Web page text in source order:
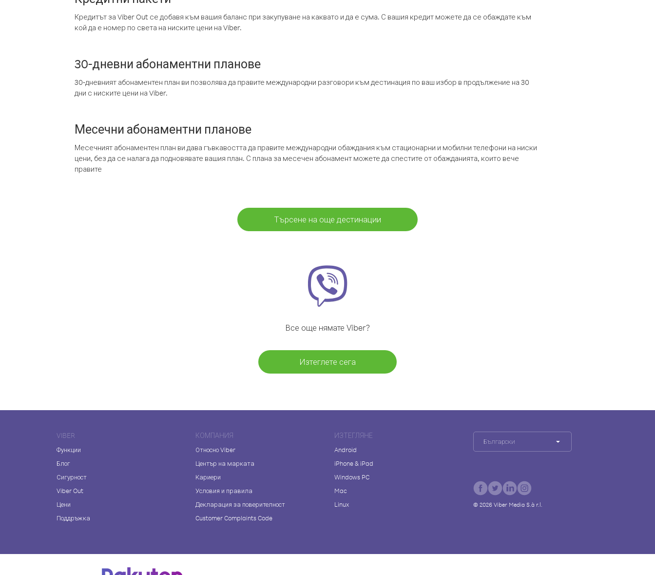
Кредитът за Viber Out се добавя към вашия баланс при закупуване на каквато и да е сума. С вашия кредит можете да се обаждате към
кой да е номер по света на ниските цени на Viber.
30-дневни абонаментни планове
30-дневният абонаментен план ви позволява да правите международни разговори към дестинация по ваш избор в продължение на 30
дни с ниските цени на Viber.
Месечни абонаментни планове
Месечният абонаментен план ви дава гъвкавостта да правите международни обаждания към стационарни и мобилни телефони на ниски
цени, без да се налага да подновявате вашия план. С плана за месечен абонамент можете да спестите от обажданията, които вече
правите
Търсене на още дестинации
Все още нямате Viber?
Изтеглете сега
VIBER
Функции
Блог
Сигурност
Viber Out
Цени
Поддръжка
КОМПАНИЯ
Относно Viber
Център на марката
Кариери
Условия и правила
Декларация за поверителност
Customer Complaints Code
ИЗТЕГЛЯНЕ
Android
iPhone & iPad
Windows PC
Mac
Linux
Български
© 2026 Viber Media S.à r.l.